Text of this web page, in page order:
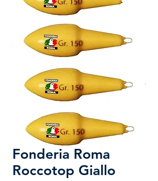
Fonderia Roma
Roccotop Giallo